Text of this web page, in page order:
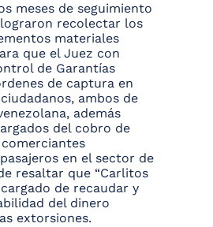
meses de seguimiento
recolectar los
materiales
que el Juez con
de Garantías
de captura en
ambos de
además
del cobro de
en el sector de
resaltar que “Carlitos
de recaudar y
del dinero
extorsiones.